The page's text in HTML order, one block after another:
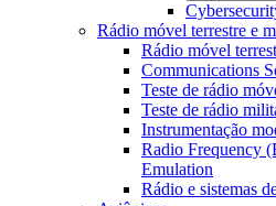
Rádio móvel terrestre e
Rádio móvel
Communications
Teste de rádio
Teste de rádio
Instrumentação
Radio Frequency
Emulation
Rádio e sistemas